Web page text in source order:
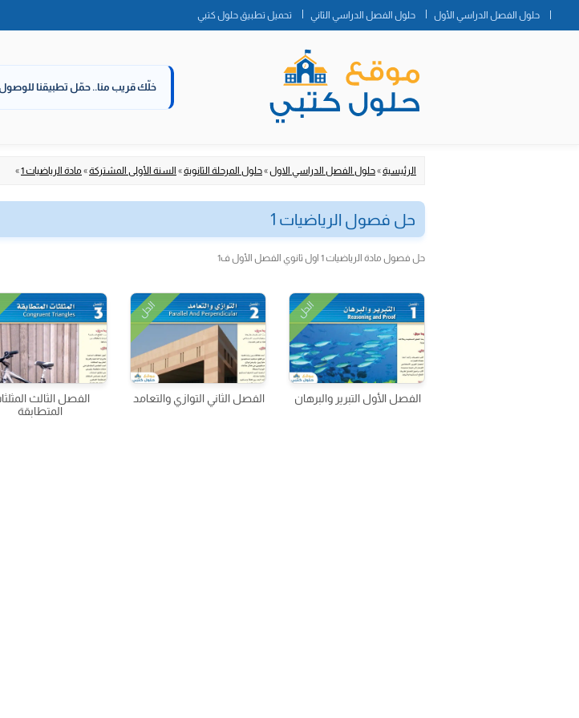
حلول الفصل الدراسي الأول حلول الفصل الدراسي الثاني تحميل تطبيق حلول كتبي
خلّك قريب منا.. حمّل تطبيقنا للوصول
الرئيسية»حلول الفصل الدراسي الاول»حلول المرحلة الثانوية» السنة الأولى المشتركة» مادة الرياضيات 1 »
حل فصول الرياضيات 1
حل فصول مادة الرياضيات 1 اول ثانوي الفصل الأول ف1
الحل
الفصل الأول التبرير والبرهان
الحل
الفصل الثاني التوازي والتعامد
الفصل الثالث
المتطابقة